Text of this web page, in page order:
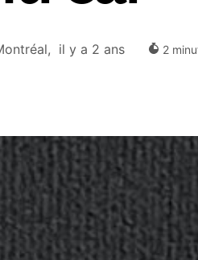
, il y a 2 ans 2